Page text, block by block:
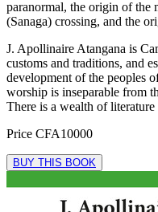
paranormal, the origin of the
(Sanaga) crossing, and the
J. Apollinaire Atangana is
customs and traditions, and
development of the peoples
worship is inseparable from
There is a wealth of
Price CFA10000
BUY THIS BOOK